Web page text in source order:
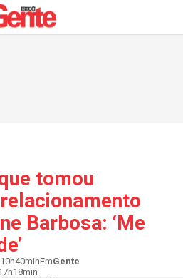
tomou
Barbosa: ‘Me
EmGente